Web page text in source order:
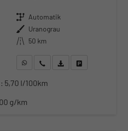
Getriebe Automatik
Außenfarbe Uranograu
Kilometerstand 50 km
WhatsApp anfragen
Wir rufen Sie anFahrzeugexposé (PDF)
5,70 l/100km
g/km